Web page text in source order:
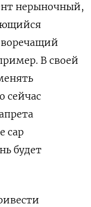
нерыночный,
В своей
сейчас
cap
будет